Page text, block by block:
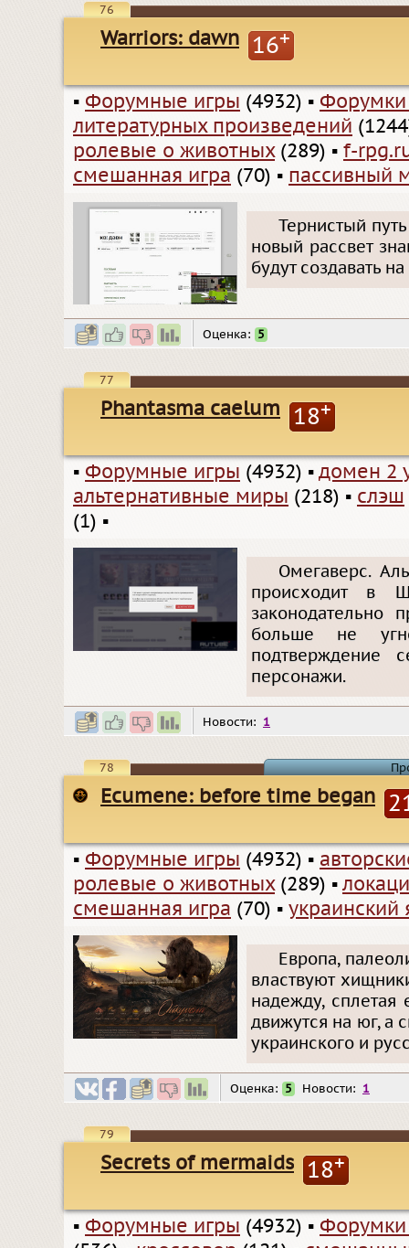
76
Warriors: dawn 16+
▪ Форумные игры (4932) ▪
литературных произведений
ролевые о животных(289) ▪ f-
смешанная игра (70) ▪ пассивный
Тернистый
новый рассвет
будут создавать
Оценка: 5
77
Phantasma caelum 18+
▪ Форумные игры (4932) ▪ домен 2
альтернативные миры (218) ▪ слэш
(1) ▪
Омегаверс.
происходит в
законодательно
больше не
подтверждение
персонажи.
Новости: 1
78
Ecumene: before time began
▪ Форумные игры (4932) ▪
ролевые о животных(289) ▪
смешанная игра (70) ▪ украинский
Европа,
властвуют
надежду,
движутся на юг, а
украинского и
Оценка: 5 Новости: 1
79
Secrets of mermaids 18+
▪ Форумные игры (4932) ▪